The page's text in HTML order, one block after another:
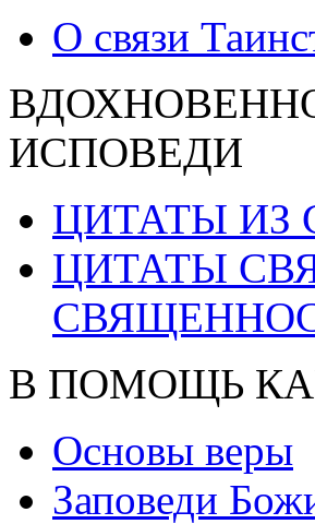
О связи
ИСПОВЕДИ
ЦИТАТЫ ИЗ
ЦИТАТЫ
В ПОМОЩЬ
Основы веры
Заповеди